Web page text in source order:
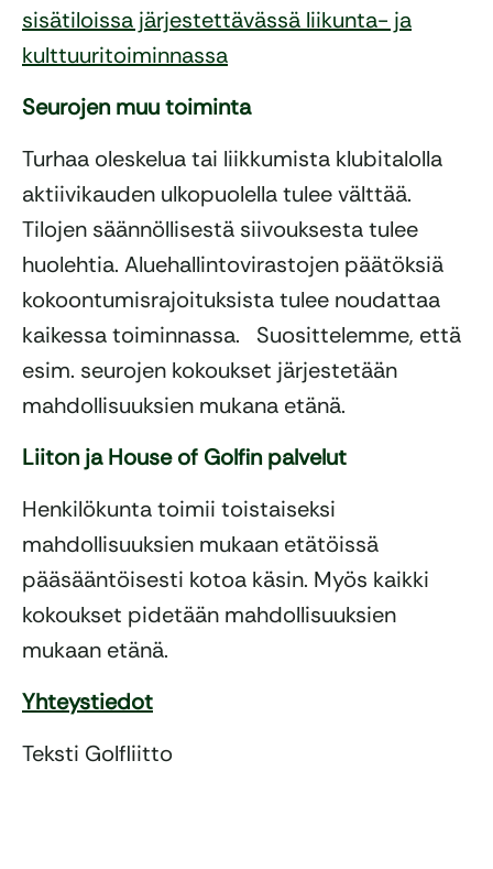
sisätiloissa järjestettävässä liikunta- ja
kulttuuritoiminnassa
Seurojen muu toiminta
Turhaa oleskelua tai liikkumista klubitalolla
aktiivikauden ulkopuolella tulee välttää.
Tilojen säännöllisestä siivouksesta tulee
huolehtia. Aluehallintovirastojen päätöksiä
kokoontumisrajoituksista tulee noudattaa
kaikessa toiminnassa. Suosittelemme, että
esim. seurojen kokoukset järjestetään
mahdollisuuksien mukana etänä.
Liiton ja House of Golfin palvelut
Henkilökunta toimii toistaiseksi
mahdollisuuksien mukaan etätöissä
pääsääntöisesti kotoa käsin. Myös kaikki
kokoukset pidetään mahdollisuuksien
mukaan etänä.
Yhteystiedot
Teksti Golfliitto